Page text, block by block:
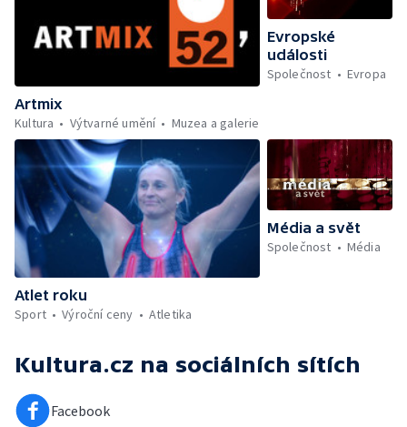
Artmix
Kultura
Výtvarné umění Muzea a galerie
Evropské
události
Společnost
Evropa
Atlet roku
Sport
Výroční ceny Atletika
Média a svět
Společnost
Média
Kultura.cz na sociálních sítích
Facebook